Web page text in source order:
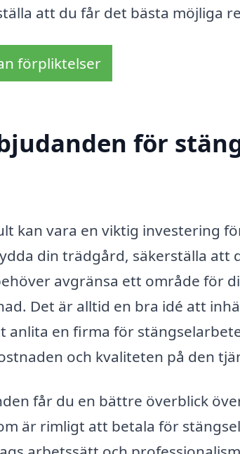
att du får det bästa möjliga
förpliktelser
för
kan vara en viktig investering
din trädgård, säkerställa att
avgränsa ett område för
Det är alltid en bra idé att
anlita en firma för
och kvaliteten på den
får du en bättre överblick
är rimligt att betala för